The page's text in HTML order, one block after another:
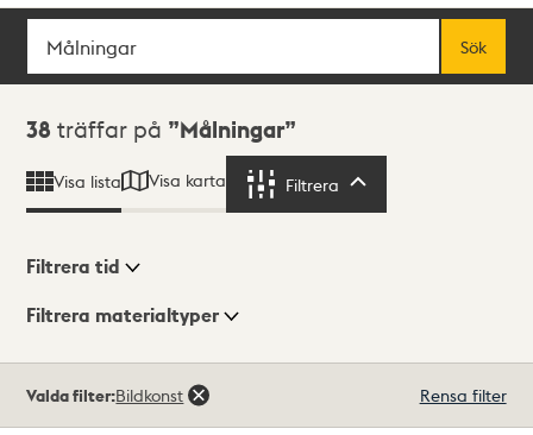
Sök
Sök
Sökresultat
38 träffar på Målningar
Visa lista Visa karta Filtrera
Visningsläge
Filtrera tid
Filtrera materialtyper
träffar
Valda filter:Bildkonst Rensa filter